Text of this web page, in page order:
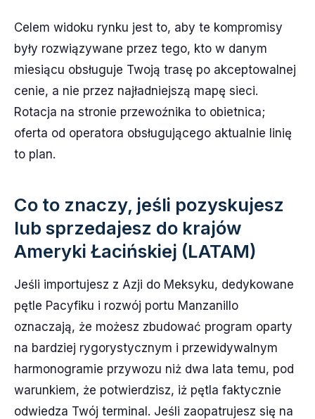
Celem widoku rynku jest to, aby te kompromisy
były rozwiązywane przez tego, kto w danym
miesiącu obsługuje Twoją trasę po akceptowalnej
cenie, a nie przez najładniejszą mapę sieci.
Rotacja na stronie przewoźnika to obietnica;
oferta od operatora obsługującego aktualnie linię
to plan.
Co to znaczy, jeśli pozyskujesz
lub sprzedajesz do krajów
Ameryki Łacińskiej (LATAM)
Jeśli importujesz z Azji do Meksyku, dedykowane
pętle Pacyfiku i rozwój portu Manzanillo
oznaczają, że możesz zbudować program oparty
na bardziej rygorystycznym i przewidywalnym
harmonogramie przywozu niż dwa lata temu, pod
warunkiem, że potwierdzisz, iż pętla faktycznie
odwiedza Twój terminal. Jeśli zaopatrujesz się na